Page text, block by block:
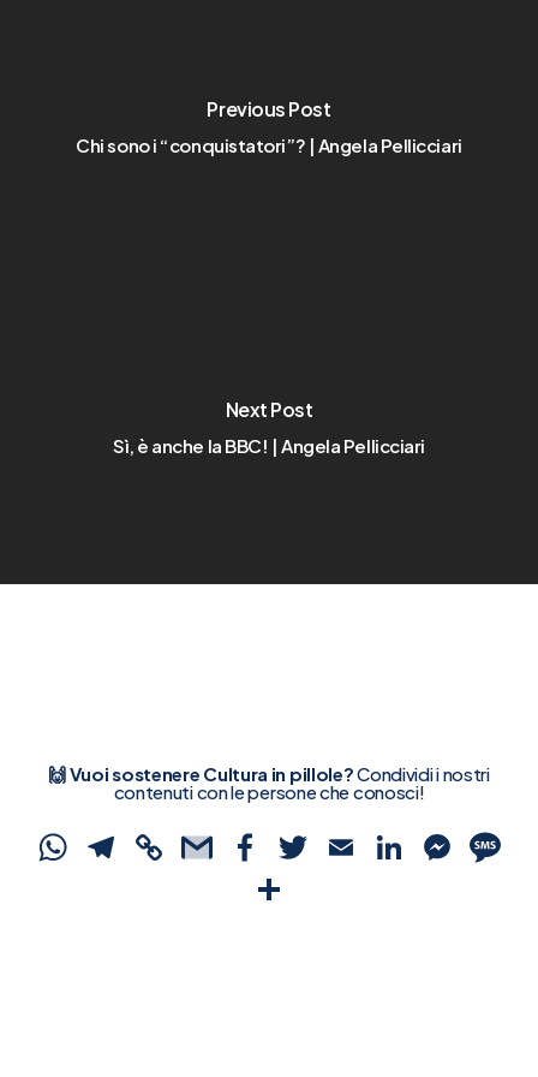
Previous Post
Chi sono i “conquistatori”? | Angela Pellicciari
Next Post
Sì, è anche la BBC! | Angela Pellicciari
🙌 Vuoi sostenere Cultura in pillole?Condividi i nostri
contenuti con le persone che conosci!
WhatsApp
Telegram
CopyGmailFacebook
Twitter
Email